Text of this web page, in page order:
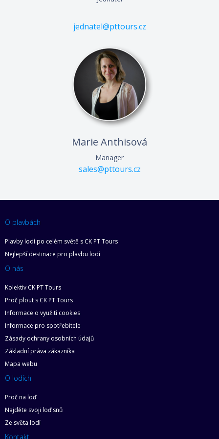
VŠECHNY REFERENCE
jednatel@pttours.cz
Marie Anthisová
Manager
sales@pttours.cz
O plavbách
Plavby lodí po celém světě s CK PT Tours
Nejlepší destinace pro plavbu lodí
O nás
Kolektiv CK PT Tours
Proč plout s CK PT Tours
Informace o využití cookies
Informace pro spotřebitele
Zásady ochrany osobních údajů
Základní práva zákazníka
Mapa webu
O lodích
Proč na loď
Najděte svoji loď snů
Ze světa lodí
Kontakt